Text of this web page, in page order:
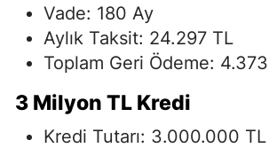
Vade: 180 Ay
Aylık Taksit: 24.297 TL
Toplam Geri Ödeme:
3 Milyon TL Kredi
Kredi Tutarı: 3.000.000 TL